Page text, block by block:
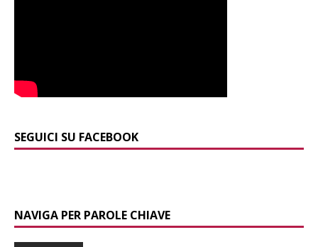
SEGUICI SU FACEBOOK
NAVIGA PER PAROLE CHIAVE